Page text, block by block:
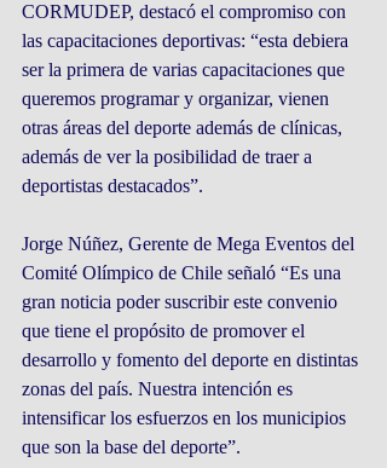
CORMUDEP, destacó el compromiso con
las capacitaciones deportivas: “esta debiera
ser la primera de varias capacitaciones que
queremos programar y organizar, vienen
otras áreas del deporte además de clínicas,
además de ver la posibilidad de traer a
deportistas destacados”.
Jorge Núñez, Gerente de Mega Eventos del
Comité Olímpico de Chile señaló “Es una
gran noticia poder suscribir este convenio
que tiene el propósito de promover el
desarrollo y fomento del deporte en distintas
zonas del país. Nuestra intención es
intensificar los esfuerzos en los municipios
que son la base del deporte”.